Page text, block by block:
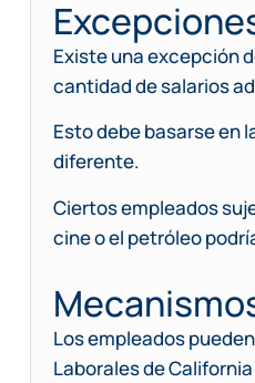
Existe una excepción
cantidad de salarios
Esto debe basarse en
diferente.
Ciertos empleados
cine o el petróleo
Los empleados
Laborales de